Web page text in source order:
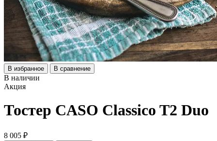
В избранное В сравнение
В наличии
Акция
Тостер CASO Classico T2 Duo
8 005 ₽